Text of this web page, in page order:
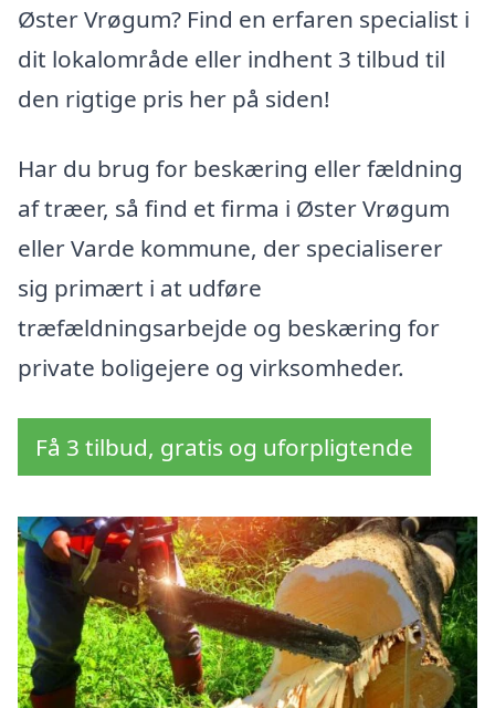
Øster Vrøgum? Find en erfaren specialist i
dit lokalområde eller indhent 3 tilbud til
den rigtige pris her på siden!
Har du brug for beskæring eller fældning
af træer, så find et firma i Øster Vrøgum
eller Varde kommune, der specialiserer
sig primært i at udføre
træfældningsarbejde og beskæring for
private boligejere og virksomheder.
Få 3 tilbud, gratis og uforpligtende